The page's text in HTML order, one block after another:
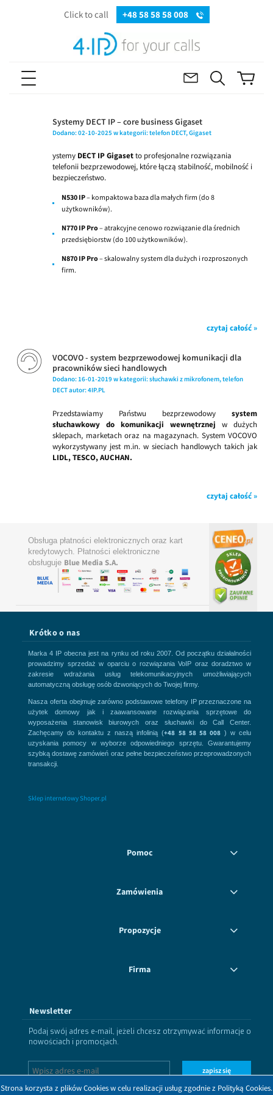
Click to call +48 58 58 58 008
Systemy DECT IP – core business Gigaset
Dodano:02-10-2025 w kategorii:telefon DECT,Gigaset
ystemy DECT IP Gigasetto profesjonalne rozwiązania
telefonii bezprzewodowej, które łączą stabilność, mobilność i
bezpieczeństwo.
N530 IP– kompaktowa baza dla małych firm (do 8
użytkowników).
N770 IP Pro– atrakcyjne cenowo rozwiązanie dla średnich
przedsiębiorstw (do 100 użytkowników).
N870 IP Pro– skalowalny system dla dużych i rozproszonych
firm.
czytaj całość »
VOCOVO - system bezprzewodowej komunikacji dla
pracowników sieci handlowych
Dodano:16-01-2019w kategorii:słuchawki z mikrofonem,telefon
DECTautor:4IP.PL
Przedstawiamy Państwu bezprzewodowy system
słuchawkowy do komunikacji wewnętrznej w dużych
sklepach, marketach oraz na magazynach. System VOCOVO
wykorzystywany jest m.in. w sieciach handlowych takich jak
LIDL, TESCO, AUCHAN.
czytaj całość »
Obsługa płatności elektronicznych oraz kart
kredytowych. Płatności elektroniczne
obsługuje Blue Media S.A.
Krótko o nas
Marka 4 IP obecna jest na rynku od roku 2007. Od początku działalności
prowadzimy sprzedaż w oparciu o rozwiązania VoIP oraz doradztwo w
zakresie wdrażania usług telekomunikacyjnych umożliwiających
automatyczną obsługę osób dzwoniących do Twojej firmy.
Nasza oferta obejmuje zarówno podstawowe telefony IP przeznaczone na
użytek domowy jak i zaawansowane rozwiązania sprzętowe do
wyposażenia stanowisk biurowych oraz słuchawki do Call Center.
Zachęcamy do kontaktu z naszą infolinią (+48 58 58 58 008) w celu
uzyskania pomocy w wyborze odpowiedniego sprzętu. Gwarantujemy
szybką dostawę zamówień oraz pełne bezpieczeństwo przeprowadzonych
transakcji.
Sklep internetowy Shoper.pl
Pomoc
Zamówienia
Propozycje
Firma
Newsletter
Podaj swój adres e-mail, jeżeli chcesz otrzymywać informacje o
nowościach i promocjach.
zapisz się
Strona korzysta z plików Cookies w celu realizacji usług zgodnie z Polityką Cookies.